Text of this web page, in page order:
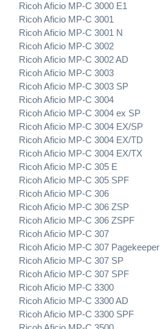
Ricoh Aficio MP-C 3000 E1
Ricoh Aficio MP-C 3001
Ricoh Aficio MP-C 3001 N
Ricoh Aficio MP-C 3002
Ricoh Aficio MP-C 3002 AD
Ricoh Aficio MP-C 3003
Ricoh Aficio MP-C 3003 SP
Ricoh Aficio MP-C 3004
Ricoh Aficio MP-C 3004 ex SP
Ricoh Aficio MP-C 3004 EX/SP
Ricoh Aficio MP-C 3004 EX/TD
Ricoh Aficio MP-C 3004 EX/TX
Ricoh Aficio MP-C 305 E
Ricoh Aficio MP-C 305 SPF
Ricoh Aficio MP-C 306
Ricoh Aficio MP-C 306 ZSP
Ricoh Aficio MP-C 306 ZSPF
Ricoh Aficio MP-C 307
Ricoh Aficio MP-C 307 Pagekeeper
Ricoh Aficio MP-C 307 SP
Ricoh Aficio MP-C 307 SPF
Ricoh Aficio MP-C 3300
Ricoh Aficio MP-C 3300 AD
Ricoh Aficio MP-C 3300 SPF